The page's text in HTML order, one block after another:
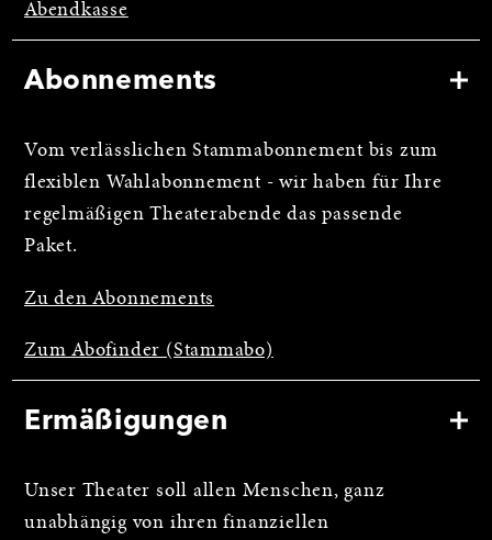
Abendkasse
Abonnements
Vom verlässlichen Stammabonnement bis zum
flexiblen Wahlabonnement - wir haben für Ihre
regelmäßigen Theaterabende das passende
Paket.
Zu den Abonnements
Zum Abofinder (Stammabo)
Ermäßigungen
Unser Theater soll allen Menschen, ganz
unabhängig von ihren finanziellen